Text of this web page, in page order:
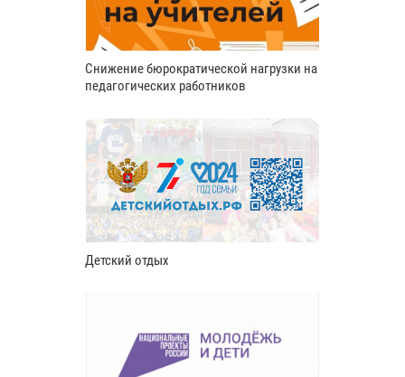
Снижение бюрократической нагрузки на
педагогических работников
Детский отдых